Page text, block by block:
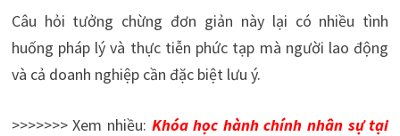
Câu hỏi tưởng chừng đơn giản này lại có nhiều tình
huống pháp lý và thực tiễn phức tạp mà người lao động
và cả doanh nghiệp cần đặc biệt lưu ý.
>>>>>>> Xem nhiều: Khóa học hành chính nhân sự tại